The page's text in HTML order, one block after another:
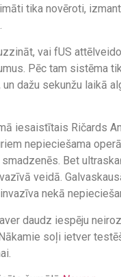
tika novēroti,
vai fUS
Pēc tam sistēma
dažu sekunžu laikā
iesaistītais Ričards
nepieciešama
Bet
veidā.
nekā
daudz iespēju
soļi ietver